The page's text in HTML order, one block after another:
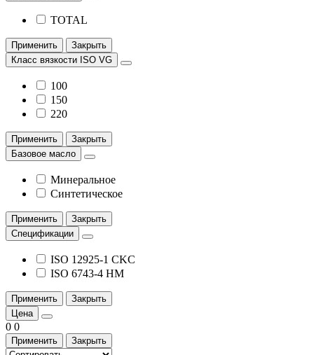
TOTAL
Применить
Закрыть
Класс вязкости ISO VG
100
150
220
Применить
Закрыть
Базовое масло
Минеральное
Синтетическое
Применить
Закрыть
Спецификации
ISO 12925-1 CKC
ISO 6743-4 HM
Применить
Закрыть
Цена
0 0
Применить Закрыть